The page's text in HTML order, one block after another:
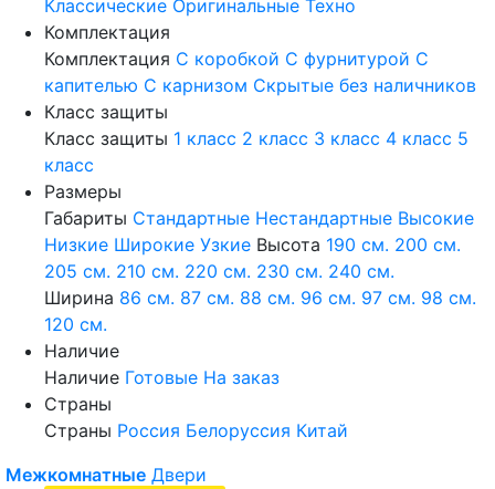
Классические Оригинальные Техно
Комплектация
Комплектация С коробкой С фурнитурой С
капителью С карнизом Скрытые без наличников
Класс защиты
Класс защиты 1 класс 2 класс 3 класс 4 класс 5
класс
Размеры
Габариты Стандартные Нестандартные Высокие
Низкие Широкие Узкие Высота 190 см. 200 см.
205 см. 210 см. 220 см. 230 см. 240 см.
Ширина 86 см. 87 см. 88 см. 96 см. 97 см. 98 см.
120 см.
Наличие
Наличие Готовые На заказ
Страны
Страны Россия Белоруссия Китай
Межкомнатные Двери